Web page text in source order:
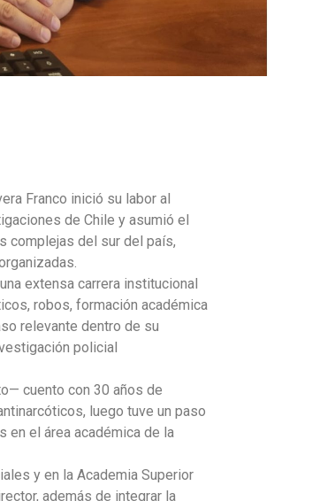
Franco inició su labor al
de Chile y asumió el
complejas del sur del país,
extensa carrera institucional
robos, formación académica
relevante dentro de su
policial
cuento con 30 años de
luego tuve un paso
en el área académica de la
y en la Academia Superior
además de integrar la